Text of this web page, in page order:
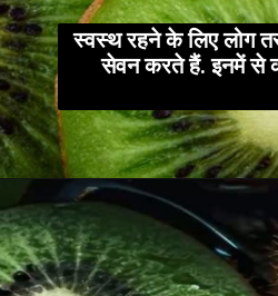
स्वस्थ रहने के लिए लोग
सेवन करते हैं. इनमें से